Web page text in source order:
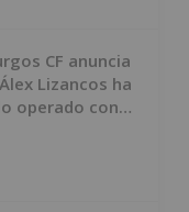
CF anuncia
Lizancos ha
operado con